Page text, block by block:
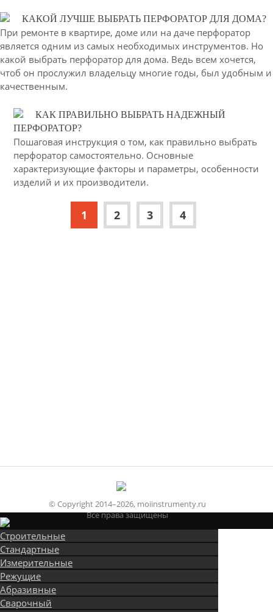
КАКОЙ ЛУЧШЕ ВЫБРАТЬ ПЕРФОРАТОР ДЛЯ ДОМА?
При ремонте в квартире, доме или на даче перфоратор
является одним из самых необходимых инструментов. Но
какой выбрать перфоратор для дома. Ведь всем хочется,
чтоб он прослужил владельцу многие годы, был удобным и
качественным.
КАК ПРАВИЛЬНО ВЫБРАТЬ НАДЕЖНЫЙ
ПЕРФОРАТОР?
Пошаговая инструкция о том, как правильно выбрать
перфоратор самостоятельно. Основные
характеризующие факторы и параметры, особенности
изделий и их производители.
1 2 3 4
© Copyright 2014–2026, moiinstrumenty.ru
Все права защищены
Строительные
Стандартные
Измерительные
Режущие
Абразивные
Сварочный